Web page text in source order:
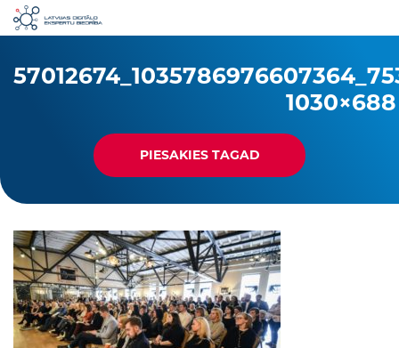
1030×688
PIESAKIES TAGAD